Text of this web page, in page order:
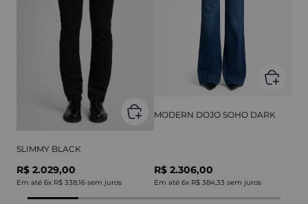
SLIMMY BLACK
R$ 2.029,00
Em até 6x R$ 338,16 sem juros
MODERN DOJO SOHO DARK
R$ 2.306,00
Em até 6x R$ 384,33 sem juros